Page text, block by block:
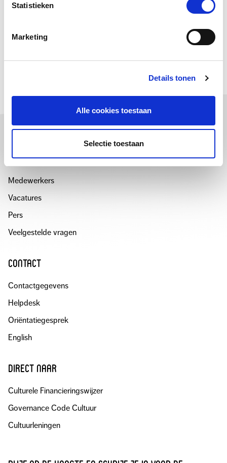
Statistieken
Marketing
Details tonen
Alle cookies toestaan
Selectie toestaan
deel deze pagina
Medewerkers
Vacatures
Pers
Veelgestelde vragen
contact
Contactgegevens
Helpdesk
Oriëntatiegesprek
English
direct naar
Culturele Financieringswijzer
Governance Code Cultuur
Cultuurleningen